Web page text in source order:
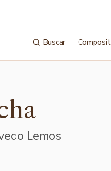
Buscar
Lemos